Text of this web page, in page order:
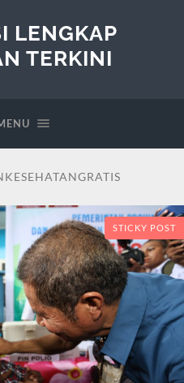
LENGKAP
TERKINI
STICKY POST